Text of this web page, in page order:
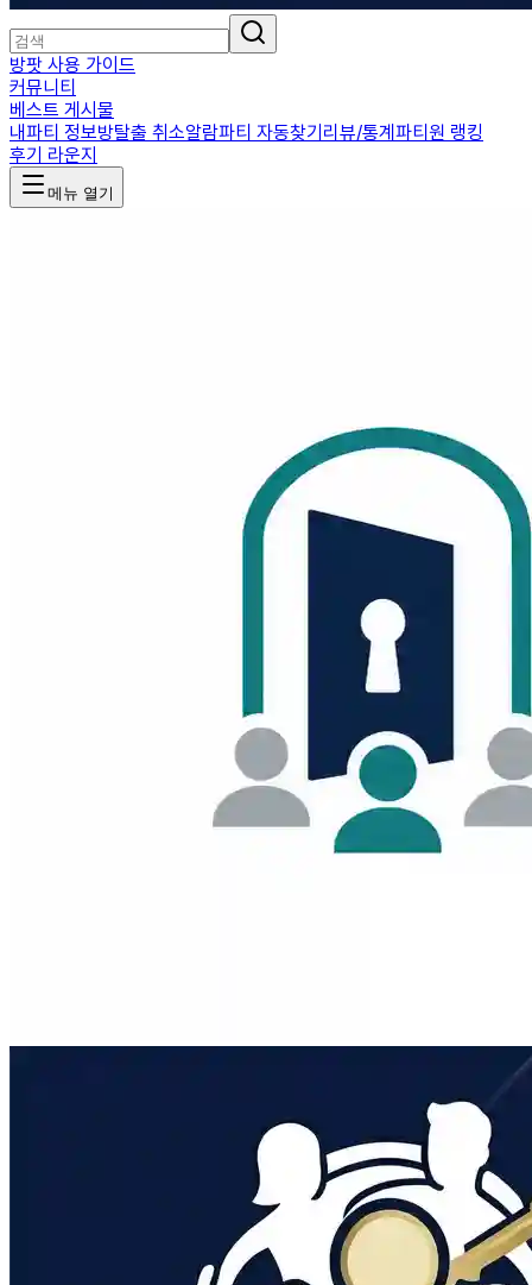
방팟 사용 가이드
커뮤니티
베스트 게시물
내파티 정보방탈출 취소알람파티 자동찾기리뷰/통계파티원 랭킹
후기 라운지
메뉴 열기